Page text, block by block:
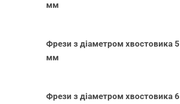
мм
Фрези з діаметром хвостовика 5
мм
Фрези з діаметром хвостовика 6